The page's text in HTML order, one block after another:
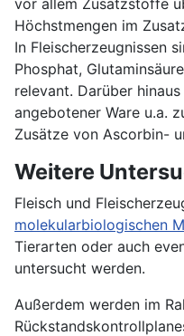
Höchstmengen im
In Fleischerzeugnissen
Phosphat,
relevant. Darüber
angebotener Ware u.a.
Zusätze von Ascorbin-
Weitere
Fleisch und
molekularbiologischen
Tierarten oder auch
untersucht werden.
Außerdem werden im